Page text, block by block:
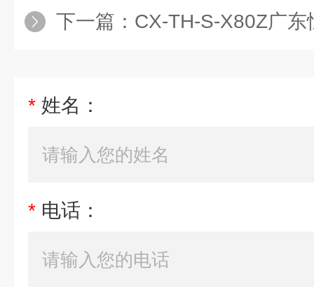
下一篇： CX-TH-S-X80Z广
* 姓名：
* 电话：